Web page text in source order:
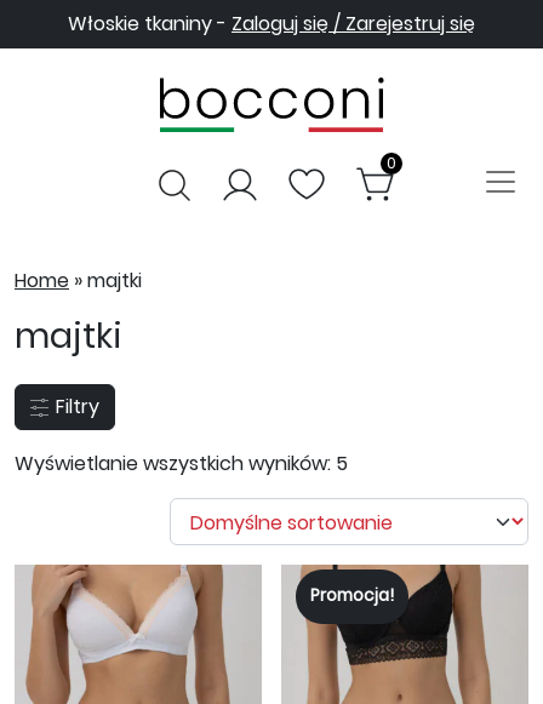
Włoskie tkaniny - Zaloguj się / Zarejestruj się
0
Home »majtki
majtki
Filtry
Wyświetlanie wszystkich wyników: 5
Promocja!